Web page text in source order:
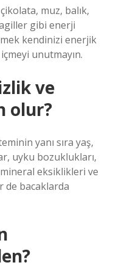
muz, balık,
gibi enerji
kendinizi enerjik
unutmayın.
ve
olur?
yanı sıra yaş,
uyku bozuklukları,
eksiklikleri ve
bacaklarda